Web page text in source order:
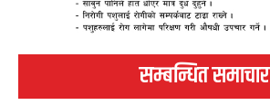
सम्बन्धित समाचार